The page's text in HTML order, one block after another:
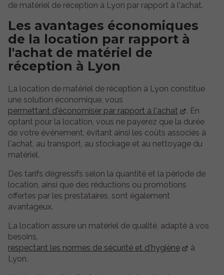
de matériel de réception à Lyon par rapport à l'achat.
Les avantages économiques
de la location par rapport à
l'achat de matériel de
réception à Lyon
La location de matériel de réception à Lyon constitue
une solution économique, vous
permettant d'économiser par rapport à l'achat
. En
optant pour la location, vous ne payerez que la durée
de votre événement, évitant ainsi les coûts associés à
l'achat, au transport, au stockage et au nettoyage du
matériel.
Des tarifs dégressifs selon la quantité et la période de
location, ainsi que des réductions ou promotions
offertes par les prestataires, sont également
avantageux.
La location assure un matériel de qualité, adapté à vos
besoins,
respectant les normes de sécurité et d'hygiène
à
Lyon.